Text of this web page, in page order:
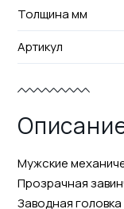
Толщина мм
Артикул
Мужские
Прозрачная
Заводная